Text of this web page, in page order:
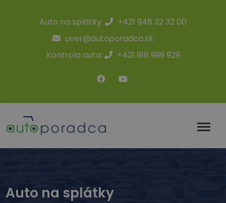
Auto na splátky:
+421 948 32 32 00
uver@autoporadca.sk
Kontrola auta:
+421 918 999 929
Auto na splátky